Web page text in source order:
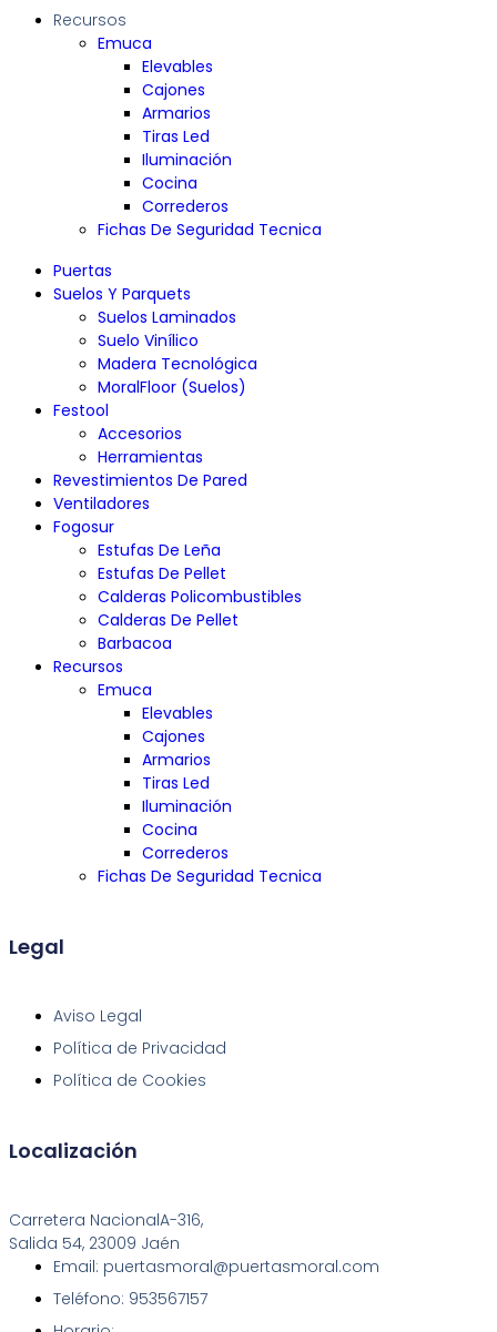
Recursos
Emuca
Elevables
Cajones
Armarios
Tiras Led
Iluminación
Cocina
Correderos
Fichas De Seguridad Tecnica
Puertas
Suelos Y Parquets
Suelos Laminados
Suelo Vinílico
Madera Tecnológica
MoralFloor (Suelos)
Festool
Accesorios
Herramientas
Revestimientos De Pared
Ventiladores
Fogosur
Estufas De Leña
Estufas De Pellet
Calderas Policombustibles
Calderas De Pellet
Barbacoa
Recursos
Emuca
Elevables
Cajones
Armarios
Tiras Led
Iluminación
Cocina
Correderos
Fichas De Seguridad Tecnica
Legal
Aviso Legal
Política de Privacidad
Política de Cookies
Localización
Carretera NacionalA-316,
Salida 54, 23009 Jaén
Email: puertasmoral@puertasmoral.com
Teléfono: 953567157